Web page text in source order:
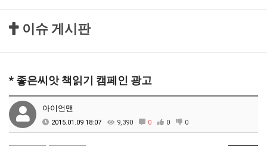
이슈 게시판
* 좋은씨앗 책읽기 캠페인 광고
아이언맨
2015.01.09 18:07 9,390 0 0 0